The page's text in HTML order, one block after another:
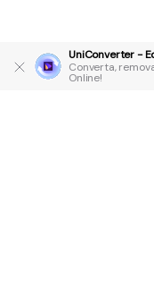
UniConverter -
Converta,
Online!